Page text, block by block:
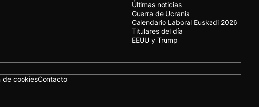
Últimas noticias
Guerra de Ucrania
Calendario Laboral Euskadi 2026
Titulares del día
EEUU y Trump
de cookiesContacto